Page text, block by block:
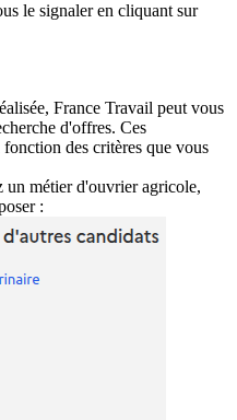
le signaler en cliquant sur
France Travail peut vous
d'offres. Ces
des critères que vous
un métier d'ouvrier agricole,
: